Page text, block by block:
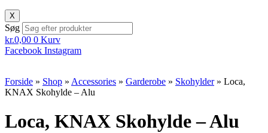
X
Søg
kr.0,00 0 Kurv
Facebook Instagram
Forside » Shop » Accessories » Garderobe » Skohylder» Loca,
KNAX Skohylde – Alu
Loca, KNAX Skohylde – Alu